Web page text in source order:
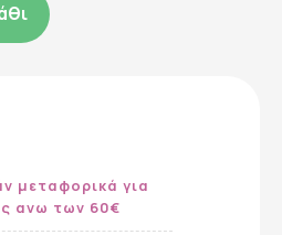
μεταφορικά για
ανω των 60€